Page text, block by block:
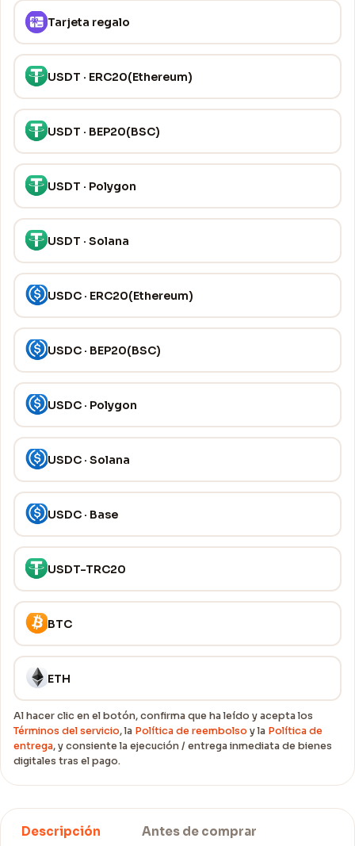
Tarjeta regalo
USDT · ERC20(Ethereum)
USDT · BEP20(BSC)
USDT · Polygon
USDT · Solana
USDC · ERC20(Ethereum)
USDC · BEP20(BSC)
USDC · Polygon
USDC · Solana
USDC · Base
USDT-TRC20
BTC
ETH
Al hacer clic en el botón, confirma que ha leído y acepta los
Términos del servicio, la Política de reembolsoy la Política de
entrega, y consiente la ejecución / entrega inmediata de bienes
digitales tras el pago.
Descripción Antes de comprar